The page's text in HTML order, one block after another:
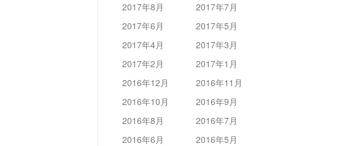
2017年8月
2017年7月
2017年6月
2017年5月
2017年4月
2017年3月
2017年2月
2017年1月
2016年12月
2016年11月
2016年10月
2016年9月
2016年8月
2016年7月
2016年6月
2016年5月